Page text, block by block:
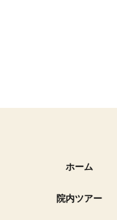
ホーム
院内ツアー